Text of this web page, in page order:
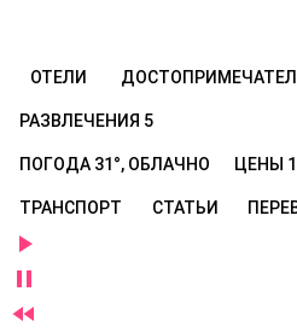
ОТЕЛИ
РАЗВЛЕЧЕНИЯ 5
ПОГОДА 31°, ОБЛАЧНО ЦЕНЫ
ТРАНСПОРТ СТАТЬИ


